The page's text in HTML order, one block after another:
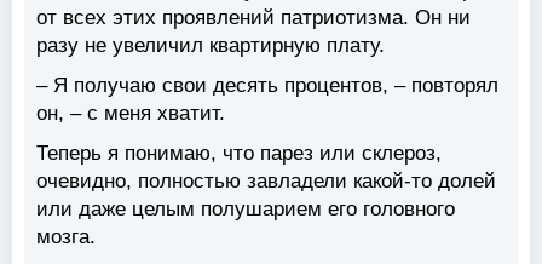
от всех этих проявлений патриотизма. Он ни
разу не увеличил квартирную плату.
– Я получаю свои десять процентов, – повторял
он, – с меня хватит.
Теперь я понимаю, что парез или склероз,
очевидно, полностью завладели какой-то долей
или даже целым полушарием его головного
мозга.